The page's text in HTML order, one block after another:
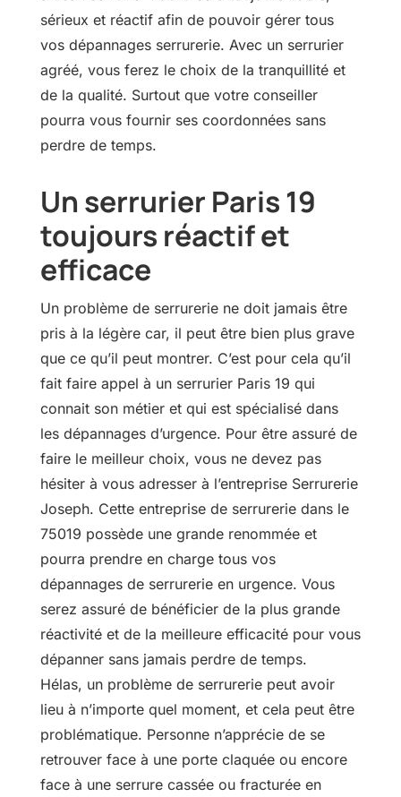
sérieux et réactif afin de pouvoir gérer tous
vos dépannages serrurerie. Avec un serrurier
agréé, vous ferez le choix de la tranquillité et
de la qualité. Surtout que votre conseiller
pourra vous fournir ses coordonnées sans
perdre de temps.
Un serrurier Paris 19
toujours réactif et
efficace
Un problème de serrurerie ne doit jamais être
pris à la légère car, il peut être bien plus grave
que ce qu’il peut montrer. C’est pour cela qu’il
fait faire appel à un serrurier Paris 19 qui
connait son métier et qui est spécialisé dans
les dépannages d’urgence. Pour être assuré de
faire le meilleur choix, vous ne devez pas
hésiter à vous adresser à l’entreprise Serrurerie
Joseph. Cette entreprise de serrurerie dans le
75019 possède une grande renommée et
pourra prendre en charge tous vos
dépannages de serrurerie en urgence. Vous
serez assuré de bénéficier de la plus grande
réactivité et de la meilleure efficacité pour vous
dépanner sans jamais perdre de temps.
Hélas, un problème de serrurerie peut avoir
lieu à n’importe quel moment, et cela peut être
problématique. Personne n’apprécie de se
retrouver face à une porte claquée ou encore
face à une serrure cassée ou fracturée en